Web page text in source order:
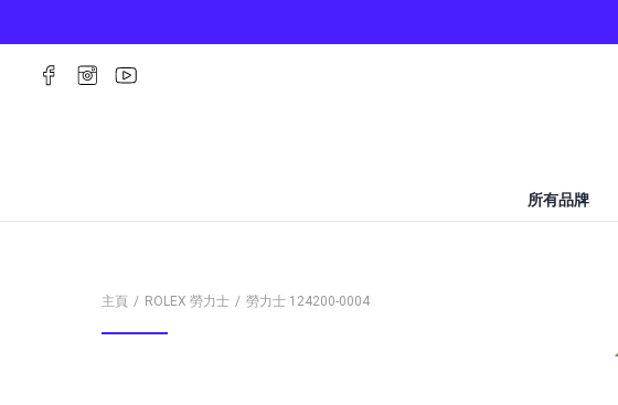
所有品牌
主頁 ROLEX 勞力士 勞力士 124200-0004